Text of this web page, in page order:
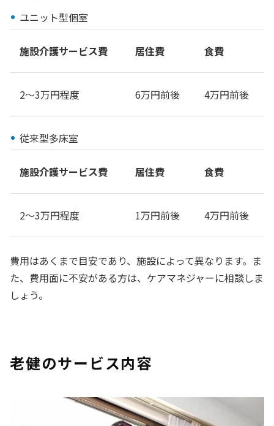
ユニット型個室
施設介護サービス費 居住費 食費
2〜3万円程度 6万円前後 4万円前後
従来型多床室
施設介護サービス費 居住費 食費
2〜3万円程度 1万円前後 4万円前後
費用はあくまで目安であり、施設によって異なります。ま
た、費用面に不安がある方は、ケアマネジャーに相談しま
しょう。
老健のサービス内容